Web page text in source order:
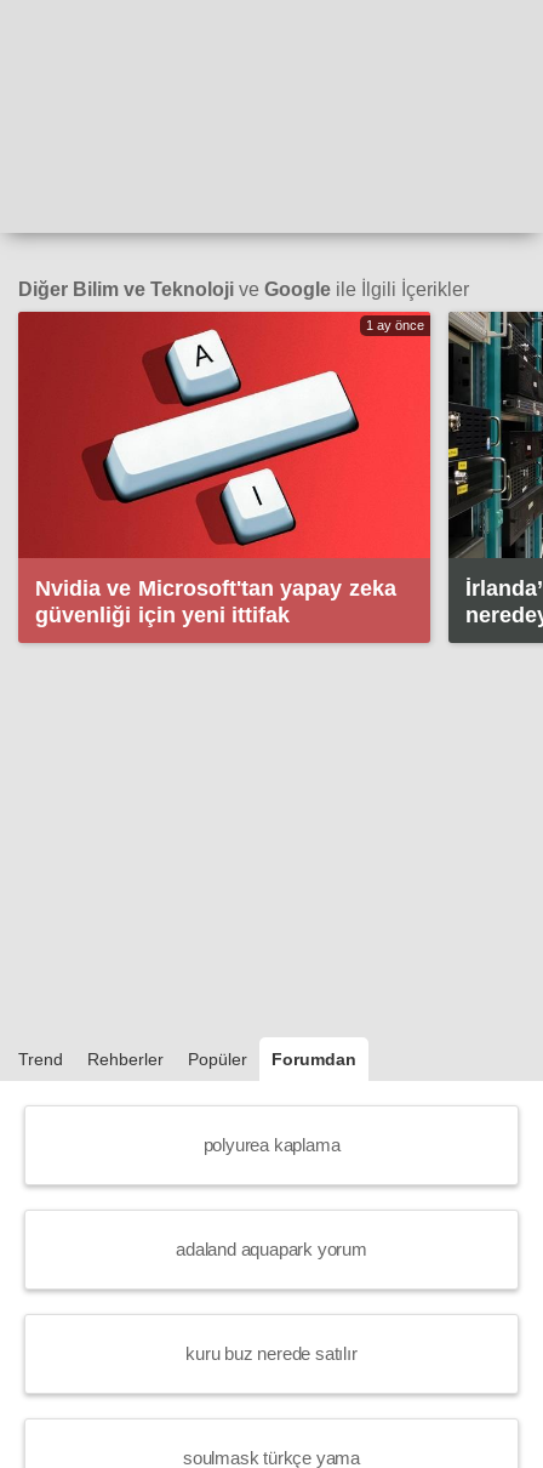
Diğer Bilim ve Teknoloji ve Google ile İlgili İçerikler
1 ay önce
Nvidia ve Microsoft'tan yapay zeka
güvenliği için yeni ittifak
kadar
Trend Rehberler Popüler Forumdan
polyurea kaplama
adaland aquapark yorum
kuru buz nerede satılır
soulmask türkçe yama